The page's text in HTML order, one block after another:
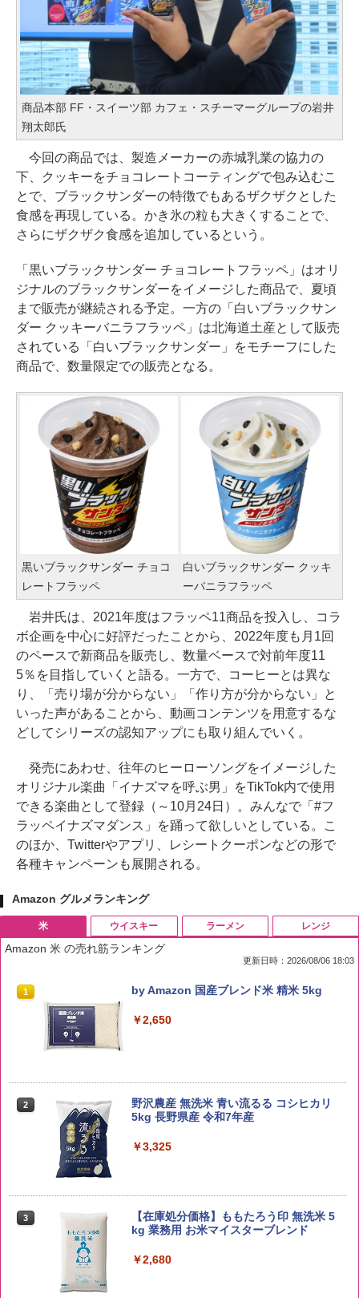
商品本部 FF・スイーツ部 カフェ・スチーマーグループの岩井
翔太郎氏
今回の商品では、製造メーカーの赤城乳業の協力の
下、クッキーをチョコレートコーティングで包み込むこ
とで、ブラックサンダーの特徴でもあるザクザクとした
食感を再現している。かき氷の粒も大きくすることで、
さらにザクザク食感を追加しているという。
「黒いブラックサンダー チョコレートフラッペ」はオリ
ジナルのブラックサンダーをイメージした商品で、夏頃
まで販売が継続される予定。一方の「白いブラックサン
ダー クッキーバニラフラッペ」は北海道土産として販売
されている「白いブラックサンダー」をモチーフにした
商品で、数量限定での販売となる。
黒いブラックサンダー チョコ
レートフラッペ
白いブラックサンダー クッキ
ーバニラフラッペ
岩井氏は、2021年度はフラッペ11商品を投入し、コラ
ボ企画を中心に好評だったことから、2022年度も月1回
のペースで新商品を販売し、数量ベースで対前年度11
5％を目指していくと語る。一方で、コーヒーとは異な
り、「売り場が分からない」「作り方が分からない」と
いった声があることから、動画コンテンツを用意するな
どしてシリーズの認知アップにも取り組んでいく。
発売にあわせ、往年のヒーローソングをイメージした
オリジナル楽曲「イナズマを呼ぶ男」をTikTok内で使用
できる楽曲として登録（～10月24日）。みんなで「#フ
ラッペイナズマダンス」を踊って欲しいとしている。こ
のほか、Twitterやアプリ、レシートクーポンなどの形で
各種キャンペーンも展開される。
Amazon グルメランキング
米
Amazon 米 の売れ筋ランキング
更新日時：2026/08/06 18:03
1 by Amazon 国産ブレンド米 精米 5kg
￥2,650
2
野沢農産 無洗米 青い流るる コシヒカリ
5kg 長野県産 令和7年産
￥3,325
3
【在庫処分価格】ももたろう印 無洗米 5
kg 業務用 お米マイスターブレンド
￥2,680
ウイスキー ラーメン レンジ